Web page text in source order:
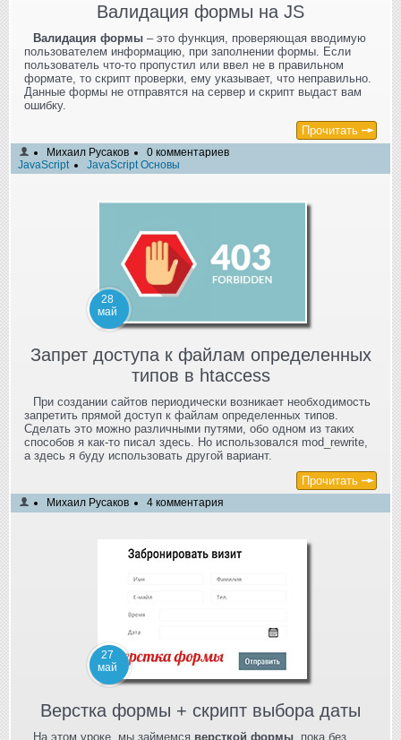
Валидация формы на JS
Валидация формы – это функция, проверяющая вводимую
пользователем информацию, при заполнении формы. Если
пользователь что-то пропустил или ввел не в правильном
формате, то скрипт проверки, ему указывает, что неправильно.
Данные формы не отправятся на сервер и скрипт выдаст вам
ошибку.
Прочитать
Михаил Русаков
0 комментариев
JavaScript
JavaScript Основы
28
май
Запрет доступа к файлам определенных
типов в htaccess
При создании сайтов периодически возникает необходимость
запретить прямой доступ к файлам определенных типов.
Сделать это можно различными путями, обо одном из таких
способов я как-то писал здесь. Но использовался mod_rewrite,
а здесь я буду использовать другой вариант.
Прочитать
Михаил Русаков 4 комментария
27
май
Верстка формы + скрипт выбора даты
На этом уроке, мы займемся версткой формы , пока без